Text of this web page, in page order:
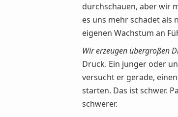
durchschauen, aber wir
es uns mehr schadet
eigenen Wachstum an
Wir erzeugen übergroßen
Druck. Ein junger oder
versucht er gerade,
starten. Das ist schwer.
schwerer.